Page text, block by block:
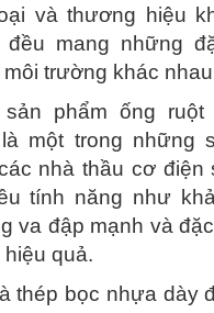
và thương hiệu
đều mang những
trường khác
sản phẩm ống
một trong những
nhà thầu cơ điện
tính năng như
va đập mạnh và
quả.
thép bọc nhựa dày